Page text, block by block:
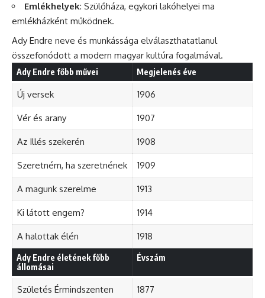
Emlékhelyek: Szülőháza, egykori lakóhelyei ma
emlékházként működnek.
Ady Endre neve és munkássága elválaszthatatlanul
összefonódott a modern magyar kultúra fogalmával.
Ady Endre főbb művei Megjelenés éve
Új versek 1906
Vér és arany 1907
Az Illés szekerén 1908
Szeretném, ha szeretnének 1909
A magunk szerelme 1913
Ki látott engem? 1914
A halottak élén 1918
Ady Endre életének főbb
állomásai
Évszám
Születés Érmindszenten 1877